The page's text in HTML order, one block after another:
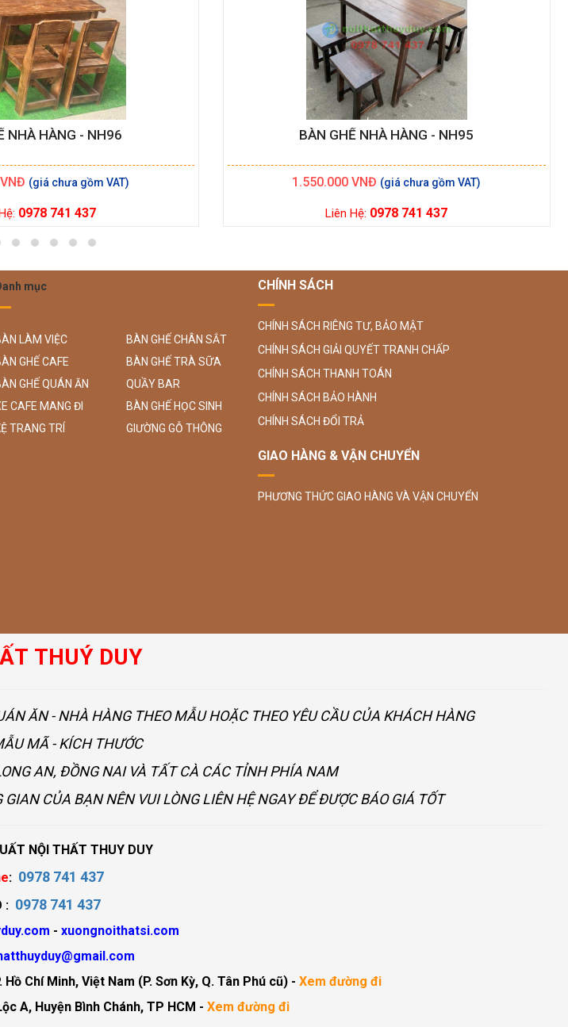
NHÀ HÀNG - NH96
0978 741 437
BÀN GHẾ NHÀ HÀNG - NH95
1.550.000 VNĐ
Liên Hệ: 0978 741 437
mục
LÀM VIỆC
BÀN GHẾ CHÂN SẮT
GHẾ CAFE
BÀN GHẾ TRÀ SỮA
GHẾ QUÁN ĂN
QUẦY BAR
CAFE MANG ĐI
BÀN GHẾ HỌC SINH
TRANG TRÍ
GIƯỜNG GỖ THÔNG
CHÍNH SÁCH
CHÍNH SÁCH RIÊNG TƯ, BẢO MẬT
CHÍNH SÁCH GIẢI QUYẾT TRANH CHẤP
CHÍNH SÁCH THANH TOÁN
CHÍNH SÁCH BẢO HÀNH
CHÍNH SÁCH ĐỔI TRẢ
GIAO HÀNG & VẬN CHUYỂN
PHƯƠNG THỨC GIAO HÀNG VÀ VẬN CHUYỂN
THUÝ DUY
ĂN - NHÀ HÀNG THEO MẪU HOẶC THEO YÊU CẦU CỦA KHÁCH HÀNG
MÃ - KÍCH THƯỚC
AN, ĐỒNG NAI VÀ TẤT CÀ CÁC TỈNH PHÍA NAM
CỦA BẠN NÊN VUI LÒNG LIÊN HỆ NGAY ĐỂ ĐƯỢC BÁO GIÁ TỐT
NỘI THẤT THUY DUY
: 0978 741 437
: 0978 741 437
- xuongnoithatsi.com
Chí Minh, Việt Nam (P. Sơn Kỳ, Q. Tân Phú cũ) - Xem đường đi
A, Huyện Bình Chánh, TP HCM - Xem đường đi